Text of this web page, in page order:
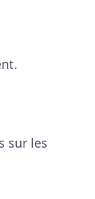
sur les